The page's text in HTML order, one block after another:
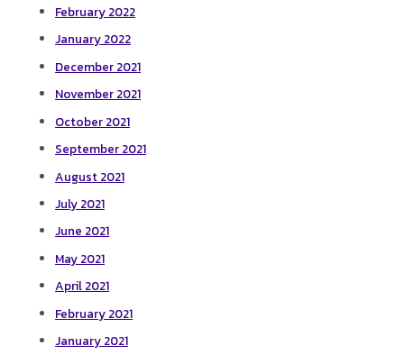
February 2022
January 2022
December 2021
November 2021
October 2021
September 2021
August 2021
July 2021
June 2021
May 2021
April 2021
February 2021
January 2021